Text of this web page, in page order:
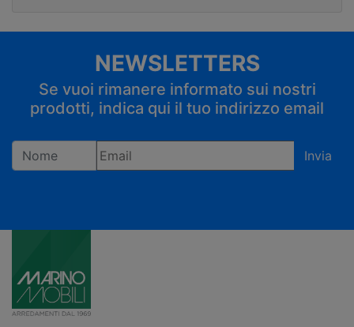
NEWSLETTERS
Se vuoi rimanere informato sui nostri
prodotti, indica qui il tuo indirizzo email
Invia